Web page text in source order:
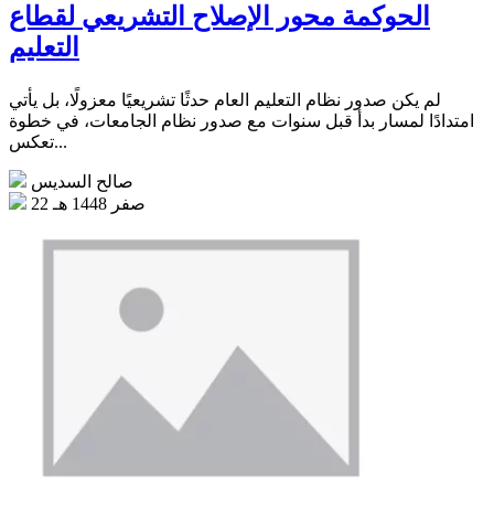
الحوكمة محور الإصلاح التشريعي لقطاع
التعليم
لم يكن صدور نظام التعليم العام حدثًا تشريعيًا معزولًا، بل يأتي
امتدادًا لمسار بدأ قبل سنوات مع صدور نظام الجامعات، في خطوة
تعكس...
صالح السديس
22 صفر 1448 هـ